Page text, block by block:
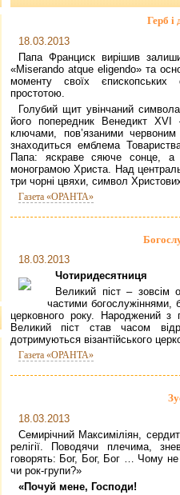
Герб і
18.03.2013
Папа Франциск вирішив
«Miserando atque eligendo» та
моменту своїх єпископських
простотою.
Голубий щит увінчаний
його попередник Венедикт
ключами, пов’язаними
знаходиться емблема
Папа: яскраве сяюче сонце, а
монограмою Христа. Над
три чорні цвяхи, символ
Газета «ОРАНТА»
18.03.2013
Чотиридесятниця
Великий піст – зовсім
частими богослужіннями,
церковного року. Народжений з
Великий піст став часом
дотримуються візантійського
Газета «ОРАНТА»
18.03.2013
Семирічний Максиміліян,
релігії. Поводячи плечима,
говорять: Бог, Бог, Бог … Чому
чи рок-групи?»
«Почуй мене, Господи!